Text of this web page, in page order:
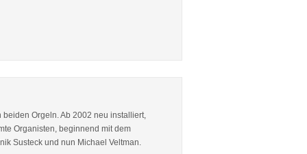
Orgeln. Ab 2002 neu installiert,
Organisten, beginnend mit dem
Susteck und nun Michael Veltman.